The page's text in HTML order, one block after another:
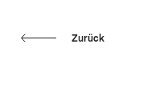
Zurück